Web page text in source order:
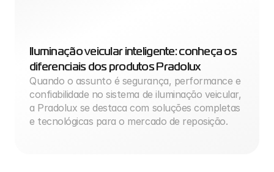
Iluminação veicular inteligente: conheça os
diferenciais dos produtos Pradolux
Quando o assunto é segurança, performance e
confiabilidade no sistema de iluminação veicular,
a Pradolux se destaca com soluções completas
e tecnológicas para o mercado de reposição.